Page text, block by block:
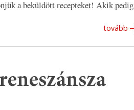
a beküldött recepteket! Akik pedig
tovább